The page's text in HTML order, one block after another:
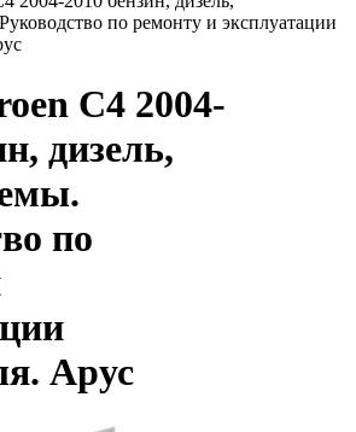
по ремонту и эксплуатации
C4 2004-
дизель,
по
Арус